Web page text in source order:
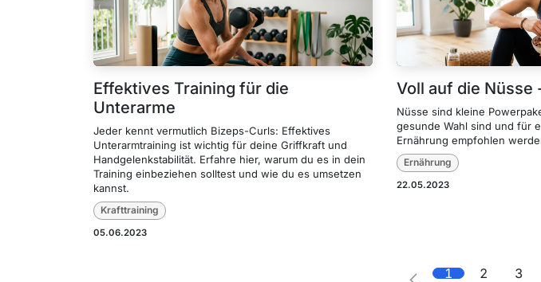
Effektives Training für die
Unterarme
Jeder kennt vermutlich Bizeps-Curls: Effektives
Unterarmtraining ist wichtig für deine Griffkraft und
Handgelenkstabilität. Erfahre hier, warum du es in dein
Training einbeziehen solltest und wie du es umsetzen
kannst.
Krafttraining
05.06.2023
Voll auf die Nüsse
Nüsse sind kleine
gesunde Wahl sind und für
Ernährung empfohlen
Ernährung
22.05.2023
1 2 3